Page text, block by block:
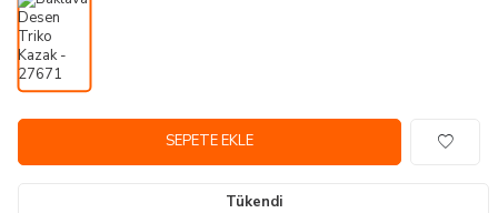
SEPETE EKLE
Tükendi